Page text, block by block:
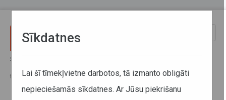
Sākums
tarifi
Sīkdatnes
Lai šī tīmekļvietne darbotos, tā izmanto obligāti
nepieciešamās sīkdatnes. Ar Jūsu piekrišanu